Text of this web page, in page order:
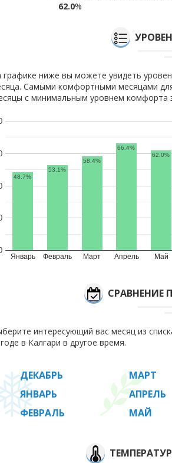
62.0%
графике ниже вы можете увидеть
Самыми комфортными месяцами
с минимальным уровнем комфорта
Январь Февраль Март Апрель Май
48.7%
53.1%
58.4%
66.4%
62.0%
СРАВНЕНИЕ
интересующий вас месяц из
в Калгари в другое время.
ДЕКАБРЬ
ЯНВАРЬ
ФЕВРАЛЬ
МАРТ
АПРЕЛЬ
МАЙ